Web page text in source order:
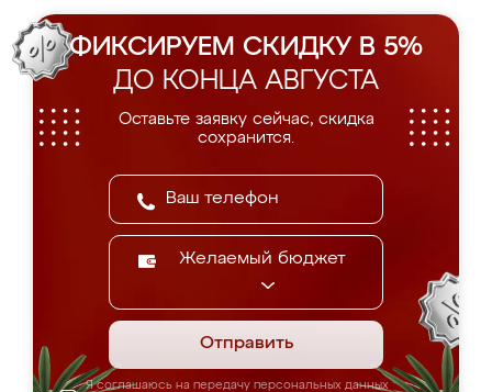
ФИКСИРУЕМ СКИДКУ В 5%
ДО КОНЦА АВГУСТА
Оставьте заявку сейчас, скидка
сохранится.
Желаемый бюджет
Отправить
Я соглашаюсь на передачу персональных данных